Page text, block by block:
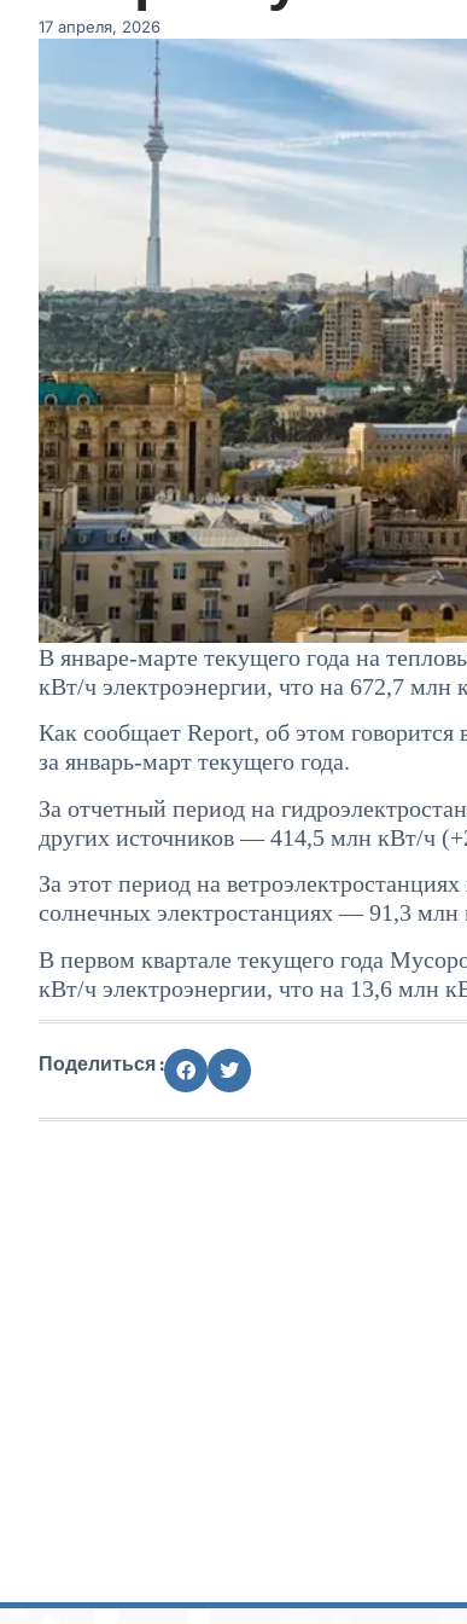
17 апреля, 2026
В январе-марте текущего года на
кВт/ч электроэнергии, что на 672,7 млн
Как сообщает Report, об этом
за январь-март текущего года.
За отчетный период на
других источников — 414,5 млн кВт/ч
За этот период на
солнечных электростанциях — 91,3
В первом квартале текущего года
кВт/ч электроэнергии, что на 13,6 млн
Поделиться :